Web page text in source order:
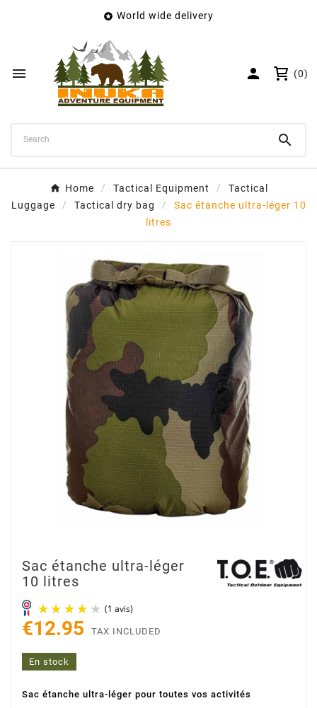
 World wide delivery
  (0)

Home Tactical Equipment
Tactical
Luggage
Tactical dry bag
Sac étanche ultra-léger 10
litres
Sac étanche ultra-léger
10 litres
€12.95 TAX INCLUDED
En stock
Sac étanche ultra-léger pour toutes vos activités
Wishlist name